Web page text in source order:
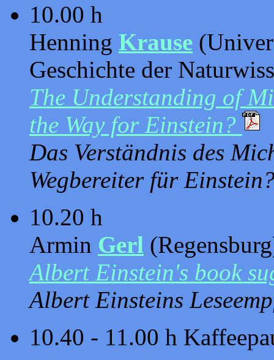
10.00 h
Henning Krause
Geschichte der
The Understanding of
the Way for Einstein?
Das Verständnis des
Wegbereiter für
10.20 h
Armin Gerl
Albert Einstein's book
Albert Einsteins
10.40 - 11.00 h